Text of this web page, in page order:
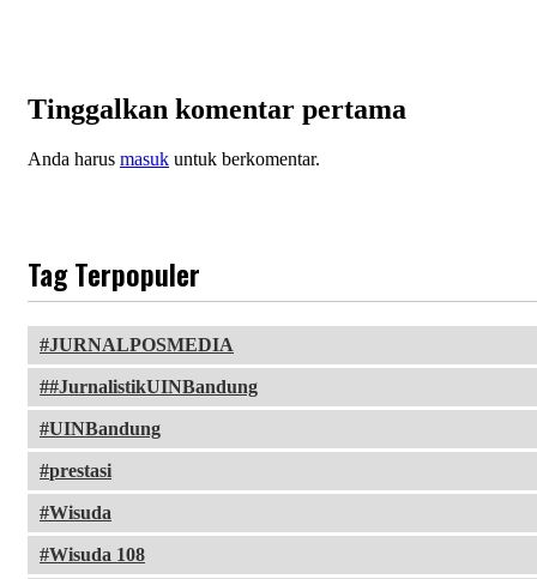
Tinggalkan komentar pertama
Anda harus masuk untuk berkomentar.
Tag Terpopuler
JURNALPOSMEDIA
#JurnalistikUINBandung
UINBandung
prestasi
Wisuda
Wisuda 108